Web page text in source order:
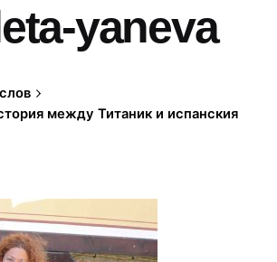
yaneva
между Титаник и испанския